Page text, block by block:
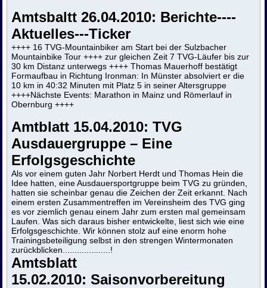
Amtsbaltt 26.04.2010: Berichte----
Aktuelles---Ticker
++++ 16 TVG-Mountainbiker am Start bei der Sulzbacher
Mountainbike Tour ++++ zur gleichen Zeit 7 TVG-Läufer bis zur
30 km Distanz unterwegs ++++ Thomas Mauerhoff bestätigt
Formaufbau in Richtung Ironman: In Münster absolviert er die
10 km in 40:32 Minuten mit Platz 5 in seiner Altersgruppe
++++Nächste Events: Marathon in Mainz und Römerlauf in
Obernburg ++++
Amtblatt 15.04.2010: TVG
Ausdauergruppe – Eine
Erfolgsgeschichte
Als vor einem guten Jahr Norbert Herdt und Thomas Hein die
Idee hatten, eine Ausdauersportgruppe beim TVG zu gründen,
hatten sie scheinbar genau die Zeichen der Zeit erkannt. Nach
einem ersten Zusammentreffen im Vereinsheim des TVG ging
es vor ziemlich genau einem Jahr zum ersten mal gemeinsam
Laufen. Was sich daraus bisher entwickelte, liest sich wie eine
Erfolgsgeschichte. Wir können stolz auf eine enorm hohe
Trainingsbeteiligung selbst in den strengen Wintermonaten
zurückblicken....................!
Amtsblatt
15.02.2010: Saisonvorbereitung